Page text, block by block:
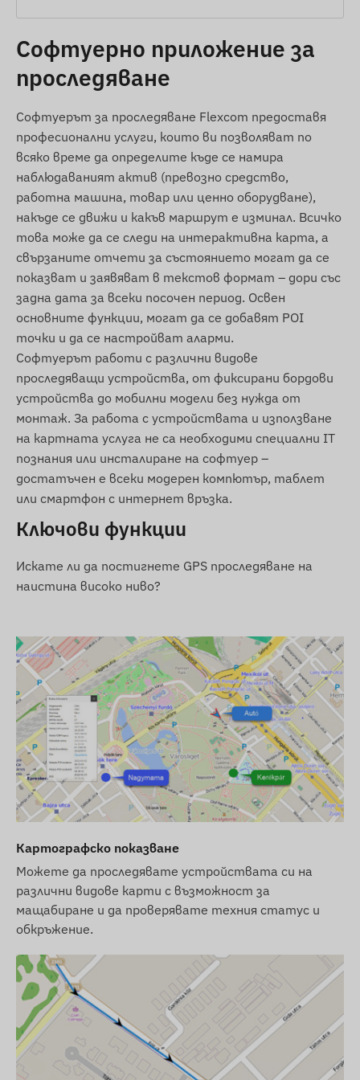
проследяващо устройство
USB кабел за зареждане
Условия за ползване
За нормалната работа на устройството е
необходима активна връзка със сателитните
системи за позициониране и мобилните
мрежи. Те осигуряват събирането и
предаването на данни, както и
комуникацията с телефона на собственика
или с централната система за събиране и
обработка на данни при използване на
софтуер за проследяване. Устройството
комуникира чрез мобилните мрежи с помощта
на сменяема SIM карта.
Регион на работа
Устройството е съвместимо с GSM мрежи в
следните региони:
4G: Северна и Южна Америка, Австралия
2G: Свят
Опции за покупка
Ако закупите само устройството (без
абонамент за софтуер), ще го получите с
актуализация на данни) ще трябва да се
погрижите сами.
Ако закупите устройството с абонамент
за софтуер, но без SIM карта, ще го
получите регистрирано в нашия софтуер и
готово за работа. Въпреки това, ще трябва
сами да се погрижите за закупуването и
настройката на SIM картата.
Ако закупите устройството, абонамент за
софтуер и SIM карта от нас, ще го
получите готово за работа с интеграция
със софтуера и ще се грижим за
непрекъснатата работа на SIM картата -
няма да имате ангажименти свързани с
При абонамент за софтуер, ако искате да
използвате услугата за SMS аларми, закупете
SMS кредитна карта, която можете да
намерите в нашия онлайн магазин сред
продуктите, свързани с устройството.
Софтуерно приложение за
проследяване
Софтуерът за проследяване Flexcom предоставя
професионални услуги, които ви позволяват по
всяко време да определите къде се намира
наблюдаваният актив (превозно средство,
работна машина, товар или ценно оборудване),
накъде се движи и какъв маршрут е изминал. Всичко
това може да се следи на интерактивна карта, а
свързаните отчети за състоянието могат да се
показват и заявяват в текстов формат – дори със
задна дата за всеки посочен период. Освен
основните функции, могат да се добавят POI
точки и да се настройват аларми.
Софтуерът работи с различни видове
проследяващи устройства, от фиксирани бордови
устройства до мобилни модели без нужда от
монтаж. За работа с устройствата и използване
на картната услуга не са необходими специални IT
познания или инсталиране на софтуер –
достатъчен е всеки модерен компютър, таблет
или смартфон с интернет връзка.
Ключови функции
Искате ли да постигнете GPS проследяване на
наистина високо ниво?
Картографско показване
Можете да проследявате устройствата си на
различни видове карти с възможност за
мащабиране и да проверявате техния статус и
обкръжение.